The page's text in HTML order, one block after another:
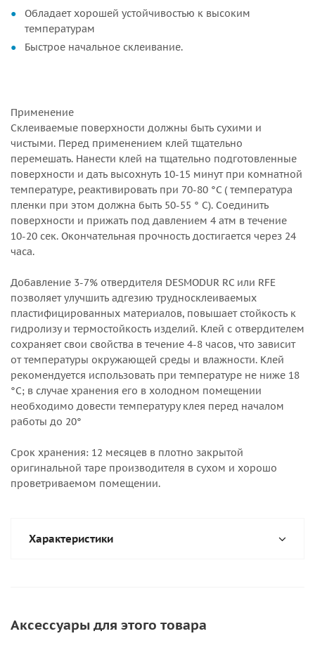
Обладает хорошей устойчивостью к высоким
температурам
Быстрое начальное склеивание.
Применение
Склеиваемые поверхности должны быть сухими и
чистыми. Перед применением клей тщательно
перемешать. Нанести клей на тщательно подготовленные
поверхности и дать высохнуть 10-15 минут при комнатной
температуре, реактивировать при 70-80 °С ( температура
пленки при этом должна быть 50-55 ° С). Соединить
поверхности и прижать под давлением 4 атм в течение
10-20 сек. Окончательная прочность достигается через 24
часа.
Добавление 3-7% отвердителя DESMODUR RC или RFE
позволяет улучшить адгезию трудносклеиваемых
пластифицированных материалов, повышает стойкость к
гидролизу и термостойкость изделий. Клей с отвердителем
сохраняет свои свойства в течение 4-8 часов, что зависит
от температуры окружающей среды и влажности. Клей
рекомендуется использовать при температуре не ниже 18
°С; в случае хранения его в холодном помещении
необходимо довести температуру клея перед началом
работы до 20°
Срок хранения: 12 месяцев в плотно закрытой
оригинальной таре производителя в сухом и хорошо
проветриваемом помещении.
Характеристики
Аксессуары для этого товара